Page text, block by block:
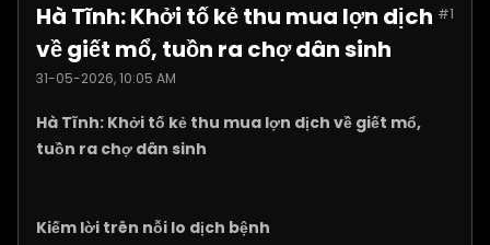
Posts: 5399 #1
Hà Tĩnh: Khởi tố kẻ thu mua lợn dịch
về giết mổ, tuồn ra chợ dân sinh
31-05-2026, 10:05 AM
Hà Tĩnh: Khởi tố kẻ thu mua lợn dịch về giết mổ,
tuồn ra chợ dân sinh
Kiếm lời trên nỗi lo dịch bệnh